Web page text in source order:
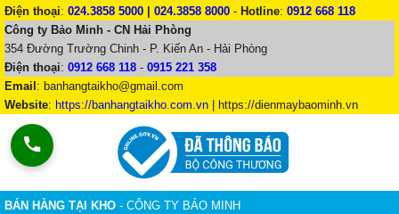
Điện thoại: 024.3858 5000 024.3858 8000 - Hotline: 0912 668 118
Công ty Bảo Minh - CN Hải Phòng
354 Đường Trường Chinh - P. Kiến An - Hải Phòng
Điện thoại: 0912 668 118 - 0915 221 358
Email : banhangtaikho@gmail.com
Website: https://banhangtaikho.com.vn | https://dienmaybaominh.vn
BÁN HÀNG TẠI KHO - CÔNG TY BẢO MINH